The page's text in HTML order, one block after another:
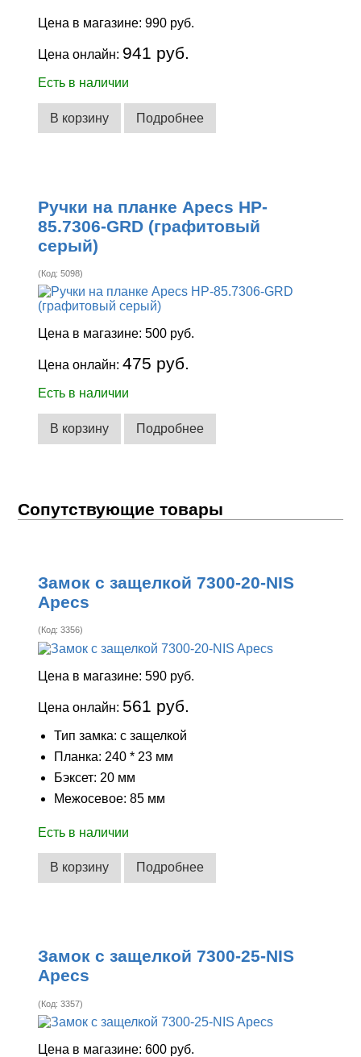
Цена в магазине:990 руб.
Цена онлайн: 941 руб.
Есть в наличии
В корзину Подробнее
Ручки на планке Apecs HP-
85.7306-GRD (графитовый
серый)
(Код:5098)
Цена в магазине:500 руб.
Цена онлайн:475 руб.
Есть в наличии
В корзину Подробнее
Сопутствующие товары
Замок с защелкой 7300-20-NIS
Apecs
(Код:3356)
Цена в магазине:590 руб.
Цена онлайн: 561 руб.
Тип замка: с защелкой
Планка: 240 * 23 мм
Бэксет: 20 мм
Межосевое: 85 мм
Есть в наличии
В корзину Подробнее
Замок с защелкой 7300-25-NIS
Apecs
(Код:3357)
Цена в магазине:600 руб.